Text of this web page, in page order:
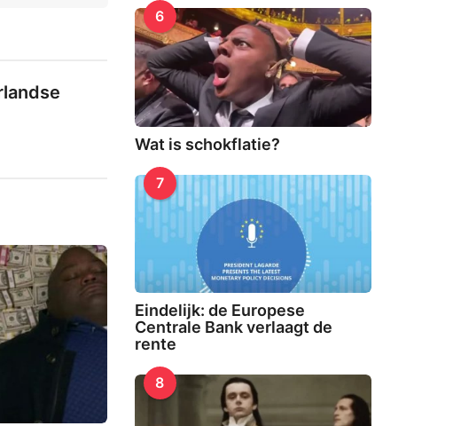
6
Wat is schokflatie?
7
Eindelijk: de Europese
Centrale Bank verlaagt de
rente
8